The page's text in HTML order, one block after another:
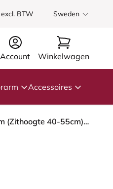
excl. BTW Sweden
Account Winkelwagen
Accessoires
HÅG Capisco 8106 - Paloma Soft (Wollsdorf) - Semi-aniline Leder - PL55206 Grey - Framekleur - Moss Grey - Gasveer - 150 mm (Zithoogte 40-55cm) - Vloercontact - Glijdoppen - Voetenring - Nee, geen voetenring - Voetster - Nee, voetster in framekleur